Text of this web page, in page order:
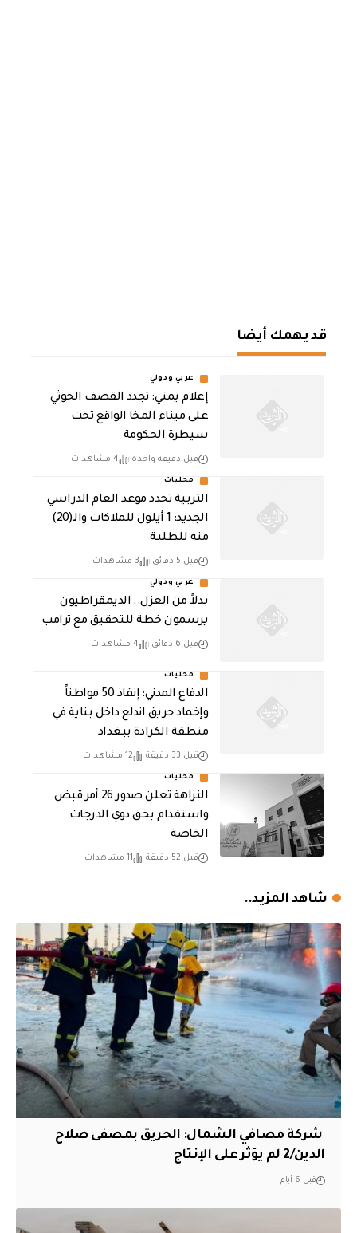
قد يهمك أيضا
عربي ودولي
إعلام يمني: تجدد القصف الحوثي
على ميناء المخا الواقع تحت
سيطرة الحكومة
قبل دقيقة واحدة 4 مشاهدات
محليات
التربية تحدد موعد العام الدراسي
الجديد: 1 أيلول للملاكات والـ(20)
منه للطلبة
قبل 5 دقائق 3 مشاهدات
عربي ودولي
بدلاً من العزل.. الديمقراطيون
يرسمون خطة للتحقيق مع ترامب
قبل 6 دقائق 4 مشاهدات
محليات
الدفاع المدني: إنقاذ 50 مواطناً
وإخماد حريق اندلع داخل بناية في
منطقة الكرادة ببغداد
قبل 33 دقيقة 12 مشاهدات
محليات
النزاهة تعلن صدور 26 أمر قبض
واستقدام بحق ذوي الدرجات
الخاصة
قبل 52 دقيقة 11 مشاهدات
شاهد المزيد..
‏ شركة مصافي الشمال: الحريق بمصفى صلاح
الدين/2 لم يؤثر على الإنتاج
قبل 6 أيام